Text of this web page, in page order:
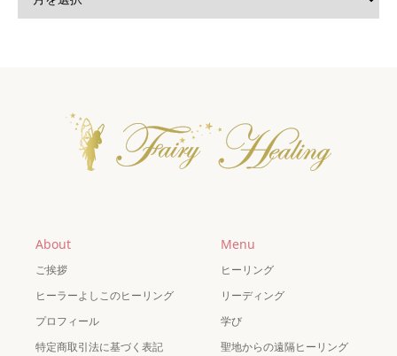
About
ご挨拶
ヒーラーよしこのヒーリング
プロフィール
特定商取引法に基づく表記
Menu
ヒーリング
リーディング
学び
聖地からの遠隔ヒーリング